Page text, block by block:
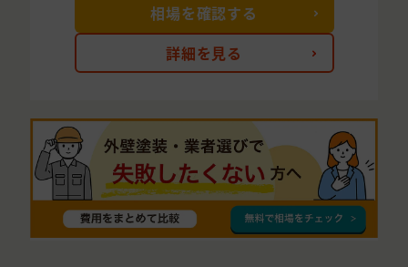
詳細を見る
相場を確認する